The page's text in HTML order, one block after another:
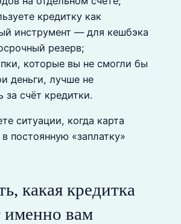
кредитку как
инструмент — для кешбэка
резерв;
которые вы не смогли бы
деньги, лучше не
за счёт кредитки.
ситуации, когда карта
постоянную «заплатку»
какая кредитка
именно вам